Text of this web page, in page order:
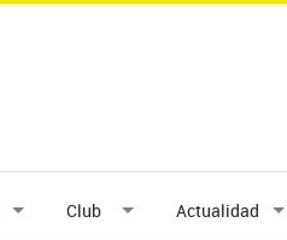
Club Actualidad